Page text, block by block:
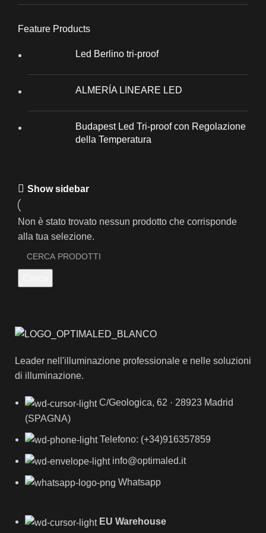
Feature Products
Led Berlino tri-proof
ALMERÍA LINEARE LED
Budapest Led Tri-proof con Regolazione
della Temperatura
Show sidebar
Non è stato trovato nessun prodotto che corrisponde
alla tua selezione.
Leader nell'illuminazione professionale e nelle soluzioni
di illuminazione.
C/Geologica, 62 · 28923 Madrid
(SPAGNA)
Telefono: (+34)916357859
info@optimaled.it
Whatsapp
EU Warehouse